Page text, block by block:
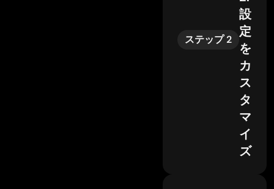
ステップ 2
設
定
を
カ
ス
タ
マ
イ
ズ